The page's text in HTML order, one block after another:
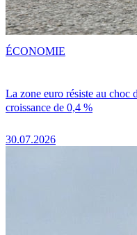
La zone euro résiste au choc
croissance de 0,4 %
30.07.2026
ÉCONOMIE